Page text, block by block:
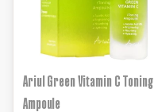
Ariul Green Vitamin C Toning
Ampoule